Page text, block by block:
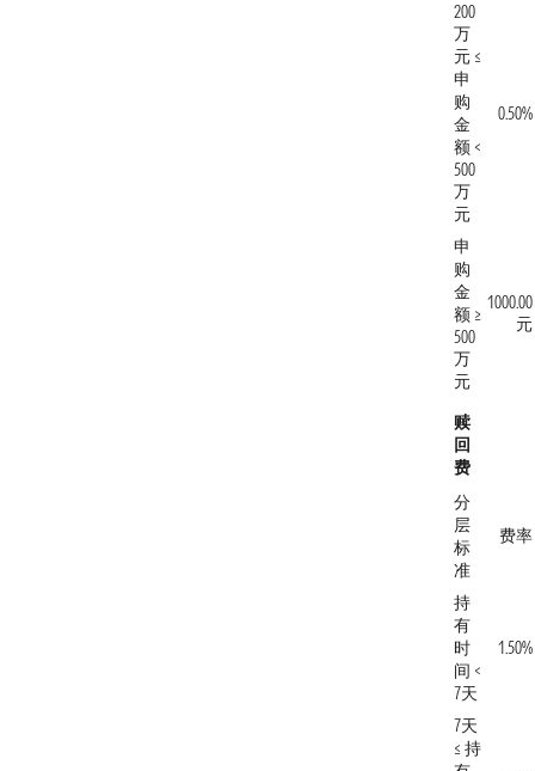
200
万
元 ≤
申
购
金
额 <
500
万
元
0.50%
申
购
金
额 ≥
500
万
元
1000.00
元
赎
回
费
分
层
标
准
费率
持
有
时
间 <
7天
1.50%
7天
≤ 持